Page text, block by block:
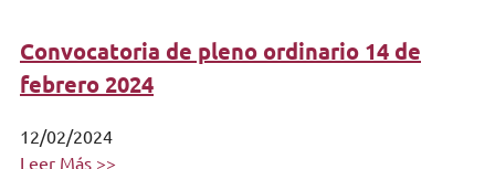
Convocatoria de pleno ordinario 14 de
febrero 2024
12/02/2024
Leer Más >>